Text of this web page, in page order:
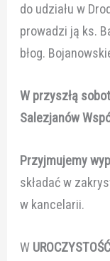
do udziału w
prowadzi ją ks.
błog.
W przyszłą
Salezjanów
Przyjmujemy
składać w
w kancelarii.
W